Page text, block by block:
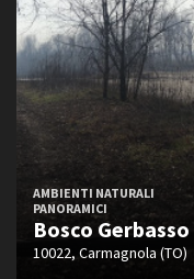
AMBIENTI NATURALI
PANORAMICI
Bosco Gerbasso
10022, Carmagnola (TO)